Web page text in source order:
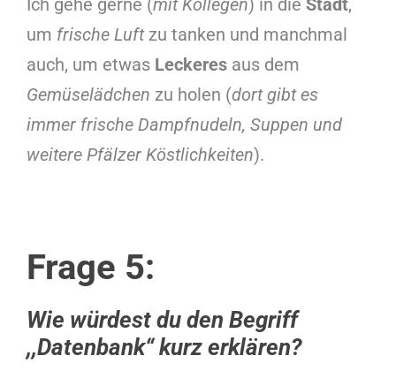
Ich gehe gerne (mit Kollegen) in die Stadt,
um frische Luftzu tanken und manchmal
auch, um etwas Leckeres aus dem
Gemüselädchen zu holen (dort gibt es
immer frische Dampfnudeln, Suppen und
weitere Pfälzer Köstlichkeiten).
Frage 5:
Wie würdest du den Begriff
,,Datenbank“ kurz erklären?